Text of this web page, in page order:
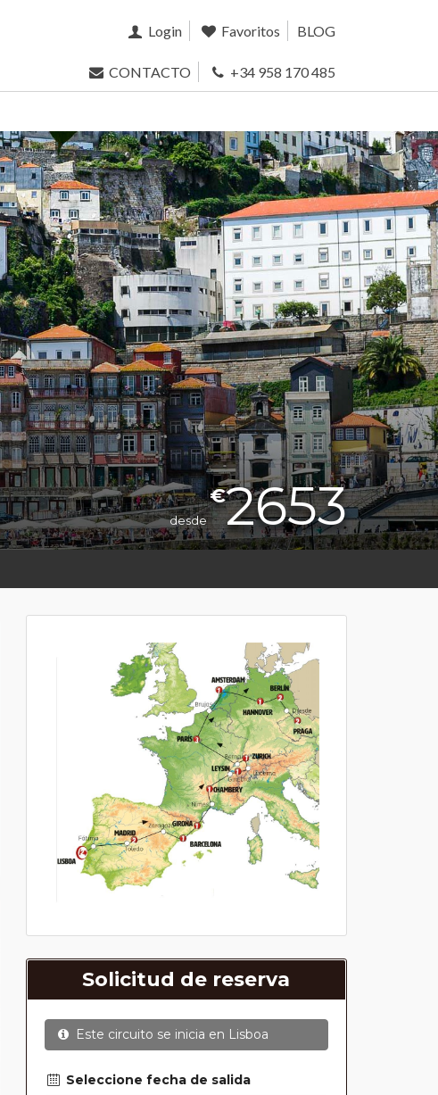
Login Favoritos BLOG
CONTACTO +34 958 170 485
desde
€2653
Solicitud de reserva
Este circuito se inicia en Lisboa
Seleccione fecha de salida